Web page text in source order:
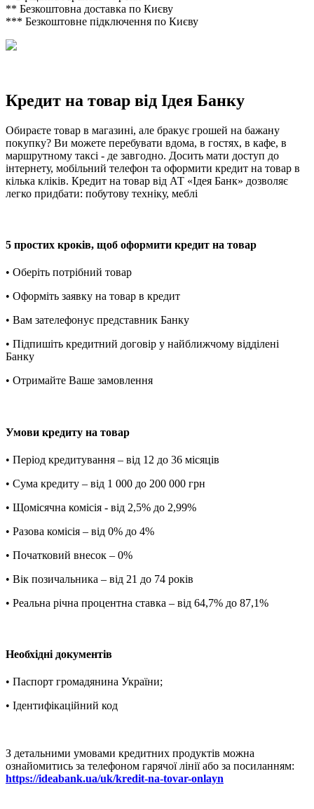
** Безкоштовна доставка по Києву
*** Безкоштовне підключення по Києву
Кредит на товар від Ідея Банку
Обираєте товар в магазині, але бракує грошей на бажану
покупку? Ви можете перебувати вдома, в гостях, в кафе, в
маршрутному таксі - де завгодно. Досить мати доступ до
інтернету, мобільний телефон та оформити кредит на товар в
кілька кліків. Кредит на товар від АТ «Ідея Банк» дозволяє
легко придбати: побутову техніку, меблі
5 простих кроків, щоб оформити кредит на товар
• Оберіть потрібний товар
• Оформіть заявку на товар в кредит
• Вам зателефонує представник Банку
• Підпишіть кредитний договір у найближчому відділені
Банку
• Отримайте Ваше замовлення
Умови кредиту на товар
• Період кредитування – від 12 до 36 місяців
• Сума кредиту – від 1 000 до 200 000 грн
• Щомісячна комісія - від 2,5% до 2,99%
• Разова комісія – від 0% до 4%
• Початковий внесок – 0%
• Вік позичальника – від 21 до 74 років
• Реальна річна процентна ставка – від 64,7% до 87,1%
Необхідні документів
• Паспорт громадянина України;
• Ідентифікаційний код
З детальними умовами кредитних продуктів можна
ознайомитись за телефоном гарячої лінії або за посиланням:
https://ideabank.ua/uk/kredit-na-tovar-onlayn